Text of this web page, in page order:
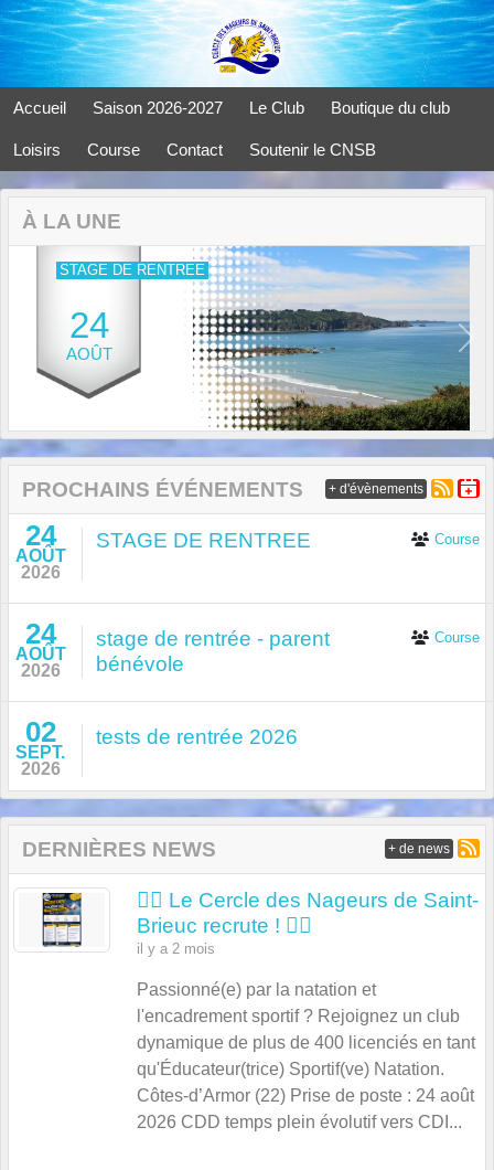
Accueil Saison 2026-2027 Le Club Boutique du club
Loisirs Course Contact Soutenir le CNSB
À LA UNE
24
AOÛT
STAGE DE RENTREE
Previous Next
PROCHAINS ÉVÉNEMENTS
24
AOÛT
2026
Course
STAGE DE RENTREE
24
AOÛT
2026
Course
stage de rentrée - parent
bénévole
02
SEPT.
2026
tests de rentrée 2026
+ d'évènements
DERNIÈRES NEWS
🏊‍♂️ Le Cercle des Nageurs de Saint-
Brieuc recrute ! 🏊‍♀️
il y a 2 mois
Passionné(e) par la natation et
l'encadrement sportif ? Rejoignez un club
dynamique de plus de 400 licenciés en tant
qu'Éducateur(trice) Sportif(ve) Natation.
Côtes-d’Armor (22) Prise de poste : 24 août
2026 CDD temps plein évolutif vers CDI...
+ de news
Panneau de gestion des cookies